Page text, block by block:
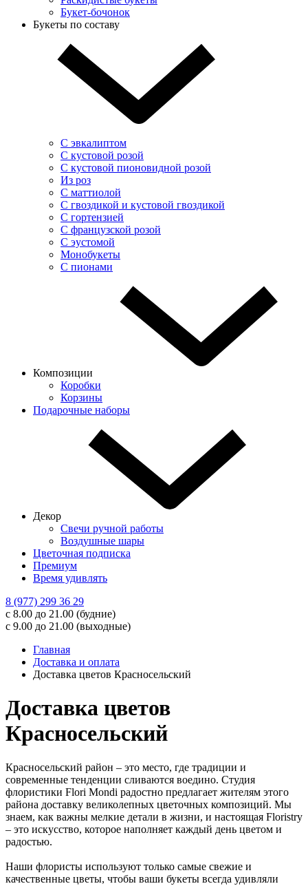
Букет-бочонок
Букеты по составу
С эвкалиптом
С кустовой розой
С кустовой пионовидной розой
Из роз
С маттиолой
С гвоздикой и кустовой гвоздикой
С гортензией
С французской розой
С эустомой
Монобукеты
С пионами
Композиции
Коробки
Корзины
Подарочные наборы
Декор
Свечи ручной работы
Воздушные шары
Цветочная подписка
Премиум
Время удивлять
8 (977) 299 36 29
с 8.00 до 21.00 (будние)
с 9.00 до 21.00 (выходные)
Главная
Доставка и оплата
Доставка цветов Красносельский
Доставка цветов
Красносельский
Красносельский район – это место, где традиции и
современные тенденции сливаются воедино. Студия
флористики Flori Mondi радостно предлагает жителям этого
района доставку великолепных цветочных композиций. Мы
знаем, как важны мелкие детали в жизни, и настоящая Floristry
– это искусство, которое наполняет каждый день цветом и
радостью.
Наши флористы используют только самые свежие и
качественные цветы, чтобы ваши букеты всегда удивляли